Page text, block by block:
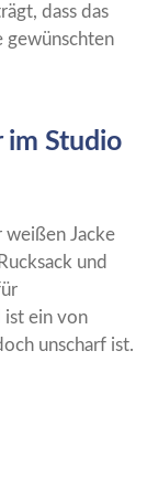
dass das
gewünschten
im Studio